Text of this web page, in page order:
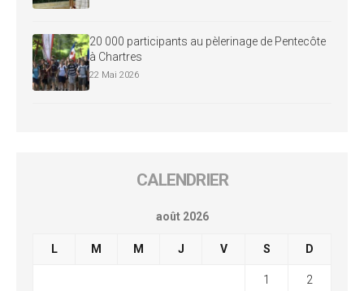
20 000 participants au pèlerinage de Pentecôte
à Chartres
22 Mai 2026
CALENDRIER
août 2026
L M M J V S D
1 2